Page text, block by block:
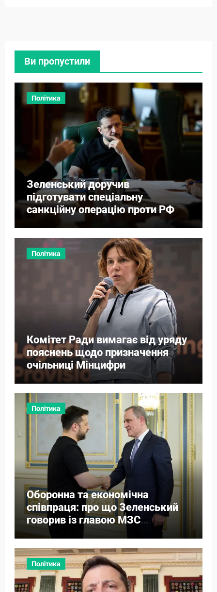
Ви пропустили
Політика
Зеленський доручив
підготувати спеціальну
санкційну операцію проти РФ
Політика
Комітет Ради вимагає від уряду
пояснень щодо призначення
очільниці Мінцифри
Політика
Оборонна та економічна
співпраця: про що Зеленський
говорив із главою МЗС
Азербайджану
Політика